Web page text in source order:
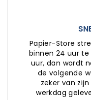
Papier-Store
binnen 24 uur te
uur, dan wordt
de volgende
zeker van
werkdag